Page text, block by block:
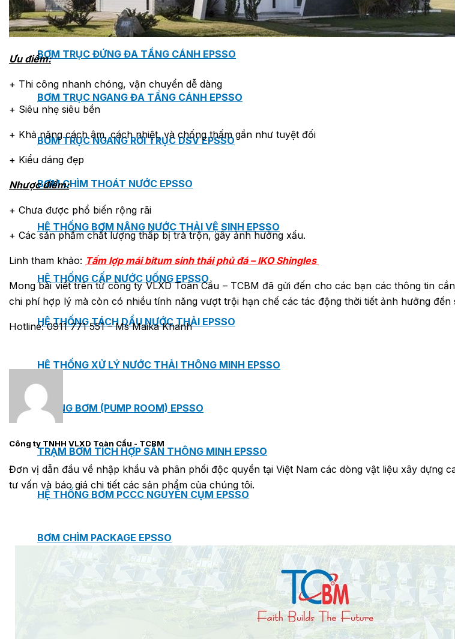
BƠM TRỤC ĐỨNG ĐƠN TẦNG CÁNH INLINE DP EPSSO
BƠM TRỤC ĐỨNG ĐA TẦNG CÁNH EPSSO
BƠM TRỤC NGANG ĐA TẦNG CÁNH EPSSO
BƠM TRỤC NGANG RỜI TRỤC DSV EPSSO
BƠM CHÌM THOÁT NƯỚC EPSSO
HỆ THỐNG BƠM NÂNG NƯỚC THẢI VỆ SINH EPSSO
HỆ THỐNG CẤP NƯỚC UỐNG EPSSO
HỆ THỐNG TÁCH DẦU NƯỚC THẢI EPSSO
HỆ THỐNG XỬ LÝ NƯỚC THẢI THÔNG MINH EPSSO
PHÒNG BƠM (PUMP ROOM) EPSSO
TRẠM BƠM TÍCH HỢP SẴN THÔNG MINH EPSSO
HỆ THỐNG BƠM PCCC NGUYÊN CỤM EPSSO
BƠM CHÌM PACKAGE EPSSO
Ưu điểm:
+ Thi công nhanh chóng, vận chuyển dễ dàng
+ Siêu nhẹ siêu bền
+ Khả năng cách âm, cách nhiệt, và chống thấm gần như tuyệt đối
+ Kiểu dáng đẹp
Nhược điểm:
+ Chưa được phổ biến rộng rãi
+ Các sản phẩm chất lượng thấp bị trà trộn, gây ảnh hưởng xấu.
Linh tham khảo: Tấm lợp mái bitum sinh thái phủ đá – IKO Shingles
Mong bài viết trên từ công ty VLXD Toàn Cầu – TCBM đã gửi đến cho các bạn các thông tin
chi phí hợp lý mà còn có nhiều tính năng vượt trội hạn chế các tác động thời tiết ảnh hưởng đến
Hotline: 0911 771 551 – Ms Maika Khanh
Công ty TNHH VLXD Toàn Cầu - TCBM
Đơn vị dẫn đầu về nhập khẩu và phân phối độc quyền tại Việt Nam các dòng vật liệu xây dựng
tư vấn và báo giá chi tiết các sản phẩm của chúng tôi.